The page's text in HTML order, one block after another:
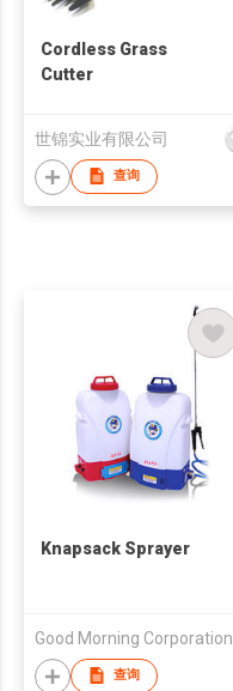
Cordless Grass
Cutter
世锦实业有限公司
查询
Knapsack Sprayer
Good Morning Corporation
查询